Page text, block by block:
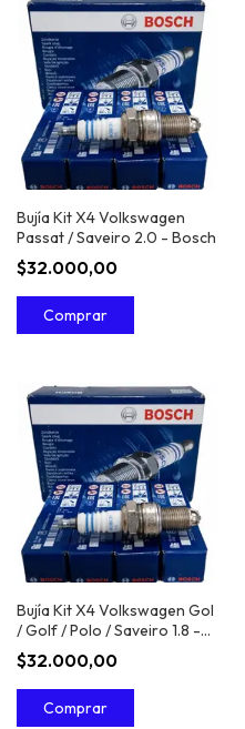
Bujía Kit X4 Volkswagen
Passat / Saveiro 2.0 - Bosch
$32.000,00
Bujía Kit X4 Volkswagen Gol
/ Golf / Polo / Saveiro 1.8 -
Bosch
$32.000,00